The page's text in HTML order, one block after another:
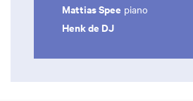
Mattias Spee piano
Henk de DJ